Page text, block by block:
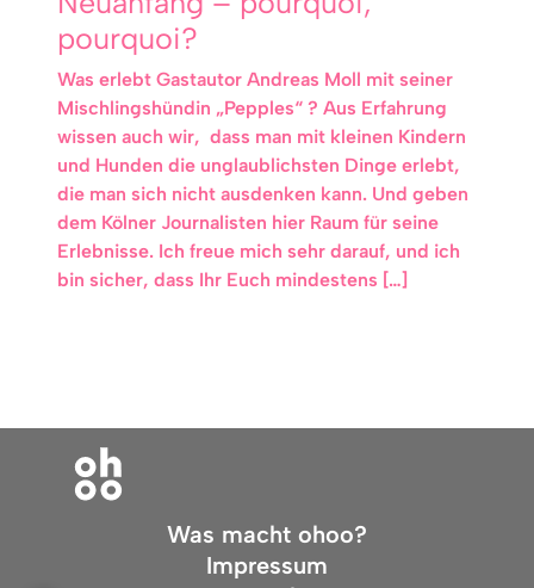
pourquoi?
Was erlebt Gastautor Andreas Moll mit seiner
Mischlingshündin „Pepples“ ? Aus Erfahrung
wissen auch wir, dass man mit kleinen Kindern
und Hunden die unglaublichsten Dinge erlebt,
die man sich nicht ausdenken kann. Und geben
dem Kölner Journalisten hier Raum für seine
Erlebnisse. Ich freue mich sehr darauf, und ich
bin sicher, dass Ihr Euch mindestens […]
Was macht ohoo?
Impressum